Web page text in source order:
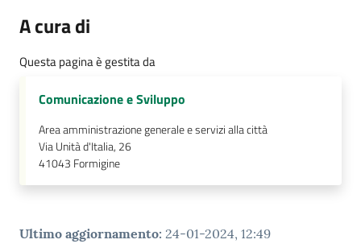
A cura di
Questa pagina è gestita da
Comunicazione e Sviluppo
Area amministrazione generale e servizi alla città
Via Unità d'Italia, 26
41043 Formigine
Ultimo aggiornamento: 24-01-2024, 12:49